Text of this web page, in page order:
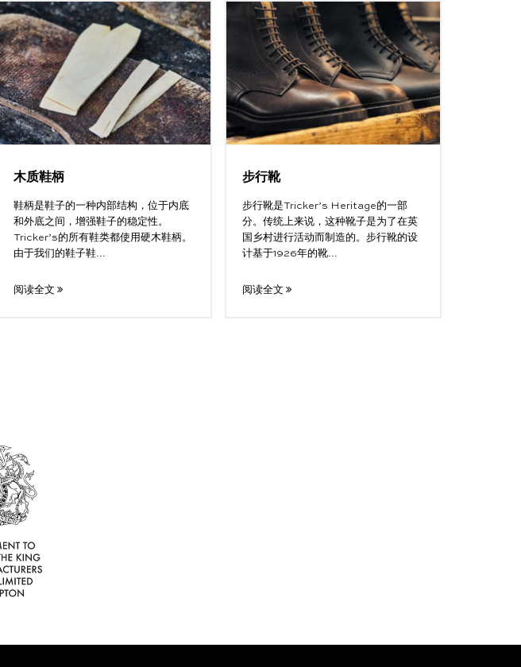
木质鞋柄
鞋柄是鞋子的一种内部结构，位于内底
和外底之间，增强鞋子的稳定性。
Tricker’s的所有鞋类都使用硬木鞋柄。
由于我们的鞋子鞋...
阅读全文
步行靴
步行靴是Tricker’s Heritage的一部
分。传统上来说，这种靴子是为了在英
国乡村进行活动而制造的。步行靴的设
计基于1926年的靴...
阅读全文